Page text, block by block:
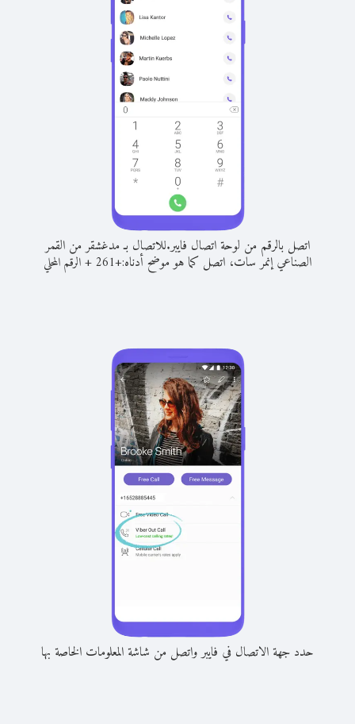
اتصل بالرقم من لوحة اتصال فايبر.للاتصال بـ مدغشقر من القمر
الصناعي إنمر سات، اتصل كما هو موضح أدناه:+
261
+الرقم المحلي
حدد جهة الاتصال في فايبر واتصل من شاشة المعلومات الخاصة بها